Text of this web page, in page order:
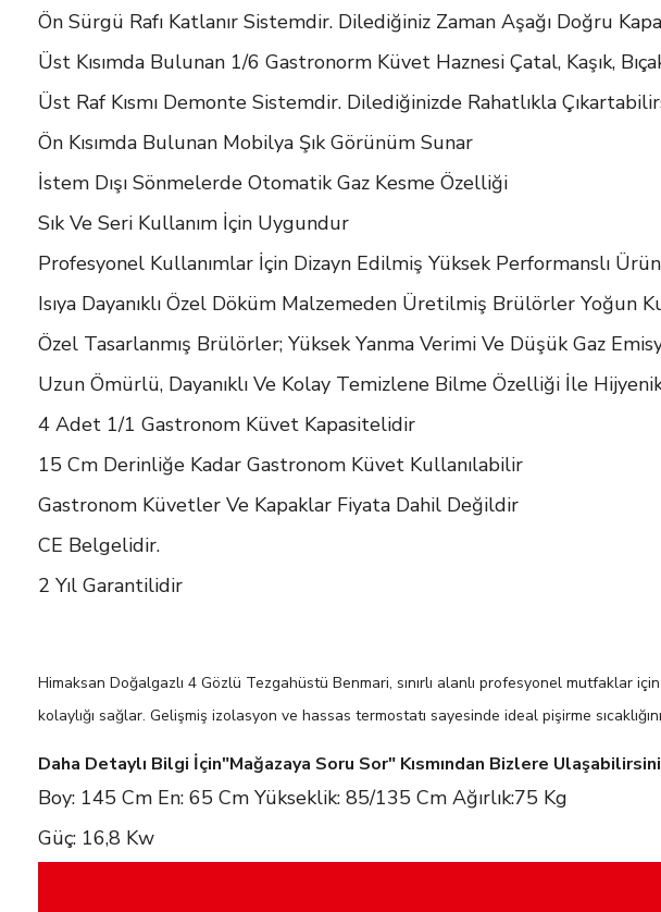
Ön Sürgü Rafı Katlanır Sistemdir. Dilediğiniz Zaman Aşağı Doğru
Üst Kısımda Bulunan 1/6 Gastronorm Küvet Haznesi Çatal, Kaşık,
Üst Raf Kısmı Demonte Sistemdir. Dilediğinizde Rahatlıkla
Ön Kısımda Bulunan Mobilya Şık Görünüm Sunar
İstem Dışı Sönmelerde Otomatik Gaz Kesme Özelliği
Sık Ve Seri Kullanım İçin Uygundur
Profesyonel Kullanımlar İçin Dizayn Edilmiş Yüksek Performanslı
Isıya Dayanıklı Özel Döküm Malzemeden Üretilmiş Brülörler Yoğun
Özel Tasarlanmış Brülörler; Yüksek Yanma Verimi Ve Düşük Gaz
Uzun Ömürlü, Dayanıklı Ve Kolay Temizlene Bilme Özelliği İle
4 Adet 1/1 Gastronom Küvet Kapasitelidir
15 Cm Derinliğe Kadar Gastronom Küvet Kullanılabilir
Gastronom Küvetler Ve Kapaklar Fiyata Dahil Değildir
CE Belgelidir.
2 Yıl Garantilidir
Himaksan Doğalgazlı 4 Gözlü Tezgahüstü Benmari, sınırlı alanlı profesyonel mutfaklar
kolaylığı sağlar. Gelişmiş izolasyon ve hassas termostatı sayesinde ideal pişirme
Daha Detaylı Bilgi İçin"Mağazaya Soru Sor" Kısmından Bizlere
Boy: 145 Cm En: 65 Cm Yükseklik: 85/135 Cm Ağırlık:75 Kg
Güç: 16,8 Kw